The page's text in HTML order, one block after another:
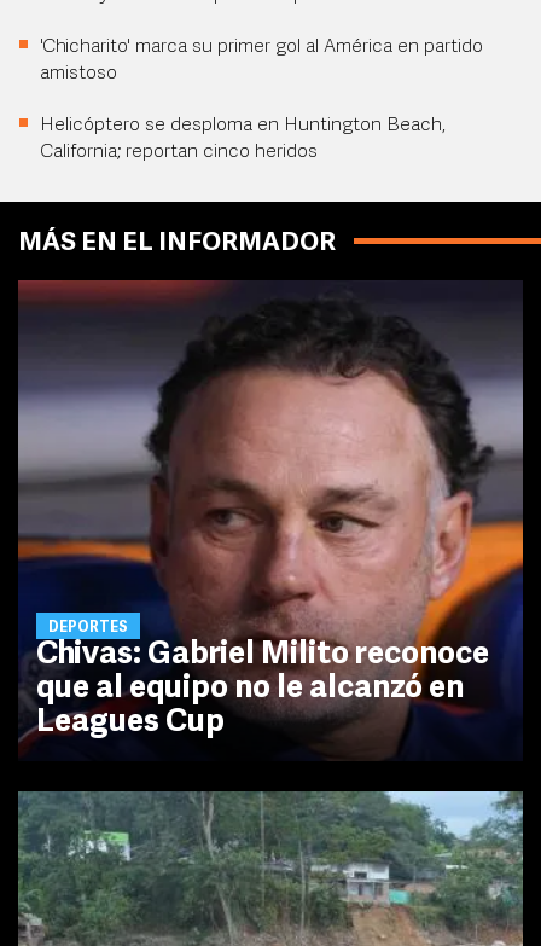
'Chicharito' marca su primer gol al América en partido
amistoso
Helicóptero se desploma en Huntington Beach,
California; reportan cinco heridos
MÁS EN EL INFORMADOR
DEPORTES
Chivas: Gabriel Milito reconoce
que al equipo no le alcanzó en
Leagues Cup